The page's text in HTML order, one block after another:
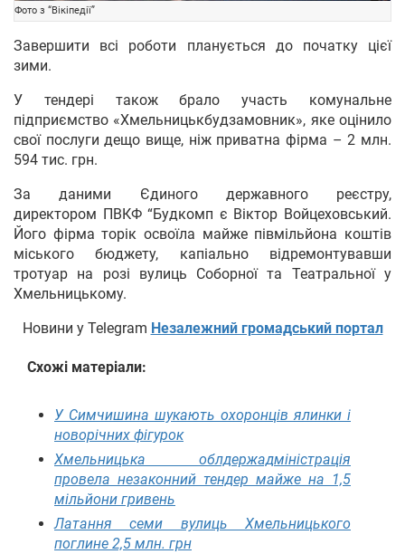
Фото з “Вікіпедії”
Завершити всі роботи планується до початку цієї
зими.
У тендері також брало участь комунальне
підприємство «Хмельницькбудзамовник», яке оцінило
свої послуги дещо вище, ніж приватна фірма – 2 млн.
594 тис. грн.
За даними Єдиного державного реєстру,
директором ПВКФ “Будкомп є Віктор Войцеховський.
Його фірма торік освоїла майже півмільйона коштів
міського бюджету, капіально відремонтувавши
тротуар на розі вулиць Соборної та Театральної у
Хмельницькому.
Новини у Telegram Незалежний громадський портал
Схожі матеріали:
У Симчишина шукають охоронців ялинки і
новорічних фігурок
Хмельницька облдержадміністрація
провела незаконний тендер майже на 1,5
мільйони гривень
Латання семи вулиць Хмельницького
поглине 2,5 млн. грн